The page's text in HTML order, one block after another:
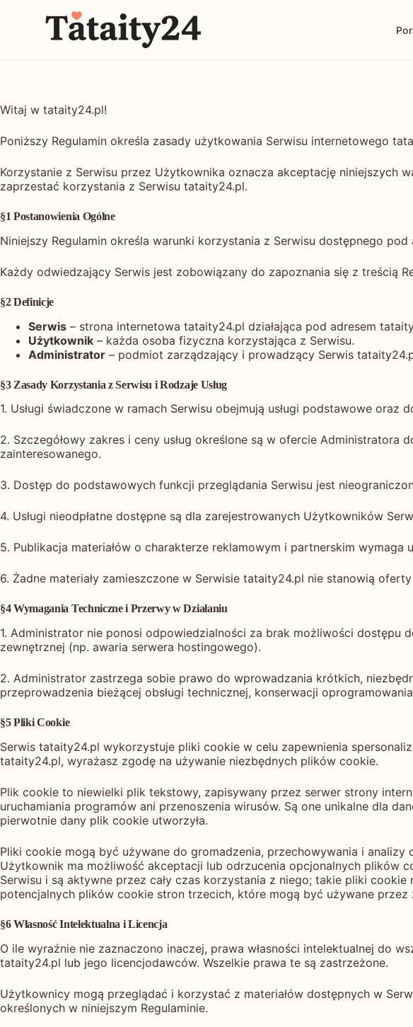
d
t
e
ś
i
Witaj w tataity24.pl!
Poniższy Regulamin określa zasady użytkowania Serwisu internetowego
Korzystanie z Serwisu przez Użytkownika oznacza akceptację niniejszych
zaprzestać korzystania z Serwisu tataity24.pl.
§1 Postanowienia Ogólne
Niniejszy Regulamin określa warunki korzystania z Serwisu dostępnego
Każdy odwiedzający Serwis jest zobowiązany do zapoznania się z treścią
§2 Definicje
Serwis – strona internetowa tataity24.pl działająca pod adresem
Użytkownik – każda osoba fizyczna korzystająca z Serwisu.
Administrator – podmiot zarządzający i prowadzący Serwis tataity24.pl
§3 Zasady Korzystania z Serwisu i Rodzaje Usług
1. Usługi świadczone w ramach Serwisu obejmują usługi podstawowe oraz
2. Szczegółowy zakres i ceny usług określone są w ofercie
zainteresowanego.
3. Dostęp do podstawowych funkcji przeglądania Serwisu jest
4. Usługi nieodpłatne dostępne są dla zarejestrowanych Użytkowników
5. Publikacja materiałów o charakterze reklamowym i partnerskim
6. Żadne materiały zamieszczone w Serwisie tataity24.pl nie stanowią
§4 Wymagania Techniczne i Przerwy w Działaniu
1. Administrator nie ponosi odpowiedzialności za brak możliwości
zewnętrznej (np. awaria serwera hostingowego).
2. Administrator zastrzega sobie prawo do wprowadzania krótkich,
przeprowadzenia bieżącej obsługi technicznej, konserwacji
§5 Pliki Cookie
Serwis tataity24.pl wykorzystuje pliki cookie w celu zapewnienia
tataity24.pl, wyrażasz zgodę na używanie niezbędnych plików cookie.
Plik cookie to niewielki plik tekstowy, zapisywany przez serwer strony
uruchamiania programów ani przenoszenia wirusów. Są one unikalne dla
pierwotnie dany plik cookie utworzyła.
Pliki cookie mogą być używane do gromadzenia, przechowywania i
Użytkownik ma możliwość akceptacji lub odrzucenia opcjonalnych plików
Serwisu i są aktywne przez cały czas korzystania z niego; takie pliki
potencjalnych plików cookie stron trzecich, które mogą być używane
§6 Własność Intelektualna i Licencja
O ile wyraźnie nie zaznaczono inaczej, prawa własności intelektualnej do
tataity24.pl lub jego licencjodawców. Wszelkie prawa te są zastrzeżone.
Użytkownicy mogą przeglądać i korzystać z materiałów dostępnych w
określonych w niniejszym Regulaminie.